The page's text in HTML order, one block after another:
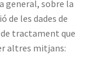
general, sobre la
de les dades de
tractament que
altres mitjans: